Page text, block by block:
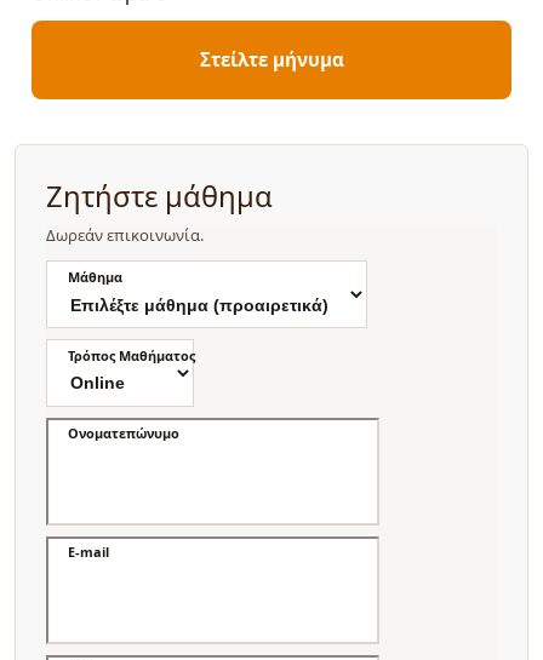
Στείλτε μήνυμα
Ζητήστε μάθημα
Δωρεάν επικοινωνία.
Μάθημα
Τρόπος Μαθήματος
Ονοματεπώνυμο
E-mail